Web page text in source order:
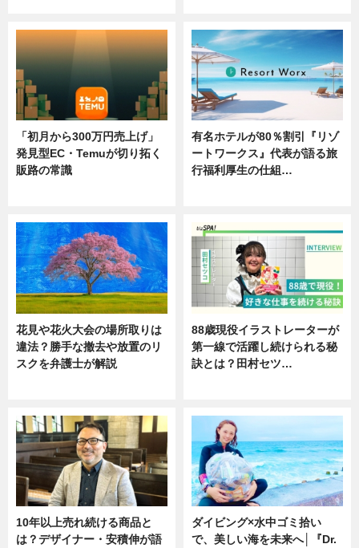
「初月から300万円売上げ」
発見型EC・Temuが切り拓く
販路の常識
有名ホテルが80％割引『リゾ
ートワークス』代表が語る旅
行福利厚生の仕組…
花見や花火大会の場所取りは
違法？勝手な撤去や放置のリ
スクを弁護士が解説
88歳現役イラストレーターが
第一線で活躍し続けられる秘
訣とは？田村セツ…
10年以上売れ続ける商品と
は？デザイナー・安積伸が語
ダイビング×水中ゴミ拾い
で、美しい海を未来へ│『Dr.